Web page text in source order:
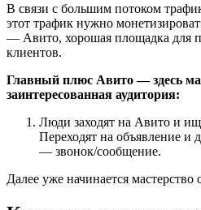
В связи с большим потоком
этот трафик нужно
— Авито, хорошая площадка для
клиентов.
Главный плюс Авито — здесь
заинтересованная аудитория:
Люди заходят на Авито и
Переходят на объявление и
— звонок/сообщение.
Далее уже начинается мастерство